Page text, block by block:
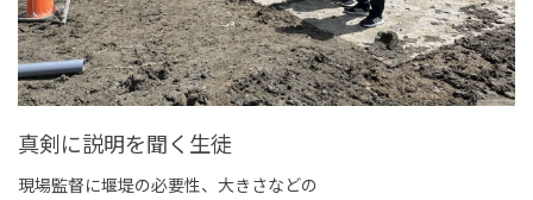
真剣に説明を聞く生徒
現場監督に堰堤の必要性、大きさなどの